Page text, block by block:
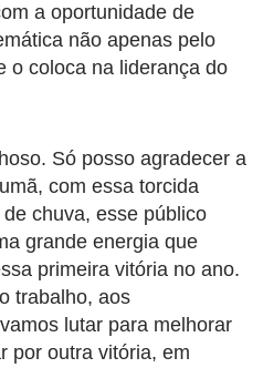
a oportunidade de
não apenas pelo
o coloca na liderança do
Só posso agradecer a
com essa torcida
chuva, esse público
grande energia que
primeira vitória no ano.
trabalho, aos
lutar para melhorar
por outra vitória, em